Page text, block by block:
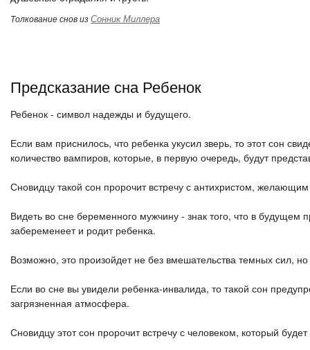
Толкование снов изСонник Миллера
Предсказание сна Ребенок
Ребенок - символ надежды и будущего.
Если вам приснилось, что ребенка укусил зверь, то этот сон
количество вампиров, которые, в первую очередь, будут
Сновидцу такой сон пророчит встречу с антихристом,
Видеть во сне беременного мужчину - знак того, что в будущем
забеременеет и родит ребенка.
Возможно, это произойдет не без вмешательства темных сил,
Если во сне вы увидели ребенка-инвалида, то такой сон
загрязненная атмосфера.
Сновидцу этот сон пророчит встречу с человеком, который